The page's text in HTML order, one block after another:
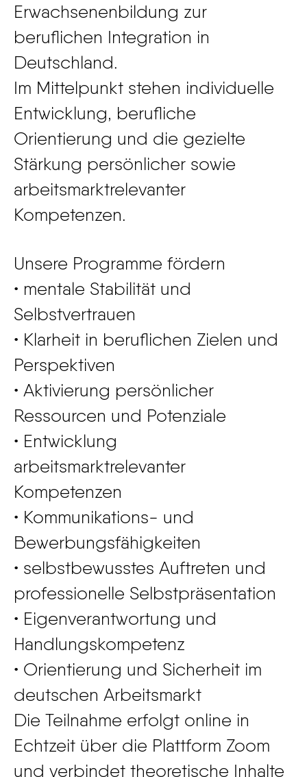
Erwachsenenbildung zur
beruflichen Integration in
Deutschland.
Im Mittelpunkt stehen individuelle
Entwicklung, berufliche
Orientierung und die gezielte
Stärkung persönlicher sowie
arbeitsmarktrelevanter
Kompetenzen.
Unsere Programme fördern
• mentale Stabilität und
Selbstvertrauen
• Klarheit in beruflichen Zielen und
Perspektiven
• Aktivierung persönlicher
Ressourcen und Potenziale
• Entwicklung
arbeitsmarktrelevanter
Kompetenzen
• Kommunikations- und
Bewerbungsfähigkeiten
• selbstbewusstes Auftreten und
professionelle Selbstpräsentation
• Eigenverantwortung und
Handlungskompetenz
• Orientierung und Sicherheit im
deutschen Arbeitsmarkt
Die Teilnahme erfolgt online in
Echtzeit über die Plattform Zoom
und verbindet theoretische Inhalte